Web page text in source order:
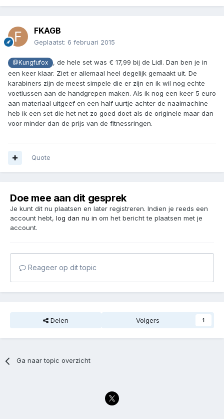
FKAGB
Geplaatst: 6 februari 2015
@Kungfufox
, de hele set was € 17,99 bij de Lidl. Dan ben je in
een keer klaar. Ziet er allemaal heel degelijk gemaakt uit. De
karabiners zijn de meest simpele die er zijn en ik wil nog echte
voetlussen aan de handgrepen maken. Als ik nog een keer 5 euro
aan materiaal uitgeef en een half uurtje achter de naaimachine
heb ik een set die het net zo goed doet als de originele maar dan
voor minder dan de prijs van de fitnessringen.
Quote
Doe mee aan dit gesprek
Je kunt dit nu plaatsen en later registreren. Indien je reeds een
account hebt, log dan nu in om het bericht te plaatsen met je
account.
Reageer op dit topic
Delen Volgers 1
Ga naar topic overzicht